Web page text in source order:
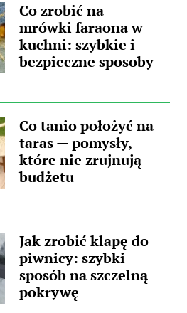
towarzyszka? Główną
Co zrobić na
mrówki faraona w
kuchni: szybkie i
bezpieczne sposoby
Co tanio położyć na
taras — pomysły,
które nie zrujnują
budżetu
Jak zrobić klapę do
piwnicy: szybki
sposób na szczelną
pokrywę